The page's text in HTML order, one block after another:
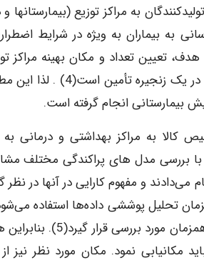
به مراکز توزیع (بیمارستانها و
به بیماران به ویژه در شرایط
تعیین تعداد و مکان بهینه مراکز
خدمات اورژانسی به عنوان یک مسأله استراتژیک بحرانی و نیز از تصمیمات اصلی در یک
بیمارستانی انجام گرفته است.
کالا به مراکز بهداشتی و درمانی به
با بررسی مدل های پراکندگی مختلف
و مفهوم کارایی در آنها در نظر
تحلیل پوششی داده‌ها استفاده
کارایی تمام نقاط کاندیدا جهت ارایه خدمات تریاژ بیماران و مجروحین به صورت همزمان
مکانیابی نمود. مکان مورد نظر نیز